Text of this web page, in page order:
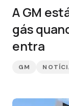
A GM
gás
entra
GM